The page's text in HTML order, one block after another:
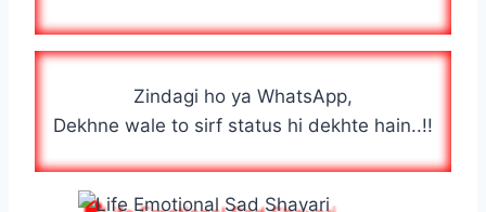
Zindagi ho ya WhatsApp,
Dekhne wale to sirf status hi dekhte hain..!!